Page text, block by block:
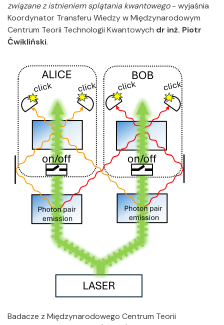
związane z istnieniem splątania kwantowego- wyjaśnia
Koordynator Transferu Wiedzy w Międzynarodowym
Centrum Teorii Technologii Kwantowych dr inż. Piotr
Ćwikliński.
Badacze z Międzynarodowego Centrum Teorii